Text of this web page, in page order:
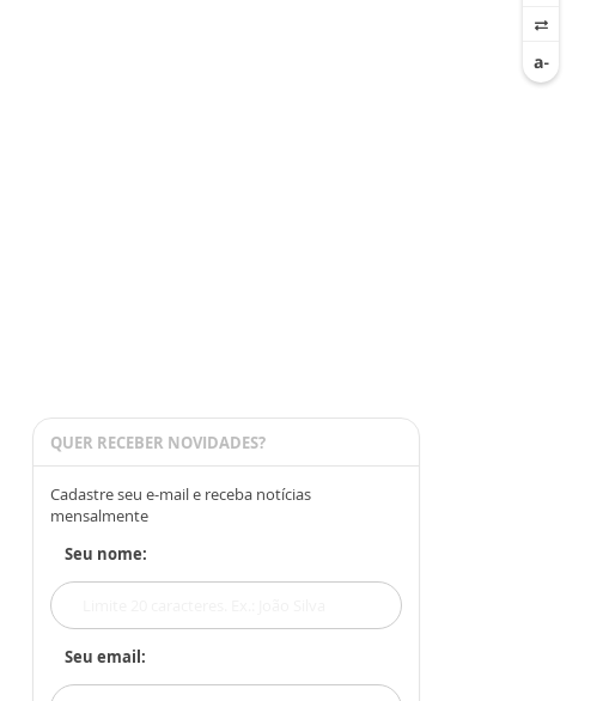
QUER RECEBER NOVIDADES?
Cadastre seu e-mail e receba notícias
mensalmente
Seu nome:
Seu email: